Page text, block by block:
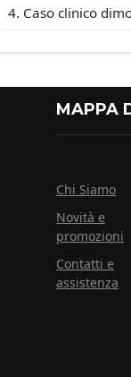
Caso clinico
MAPPA
Chi Siamo
Novità e
promozioni
Contatti e
assistenza